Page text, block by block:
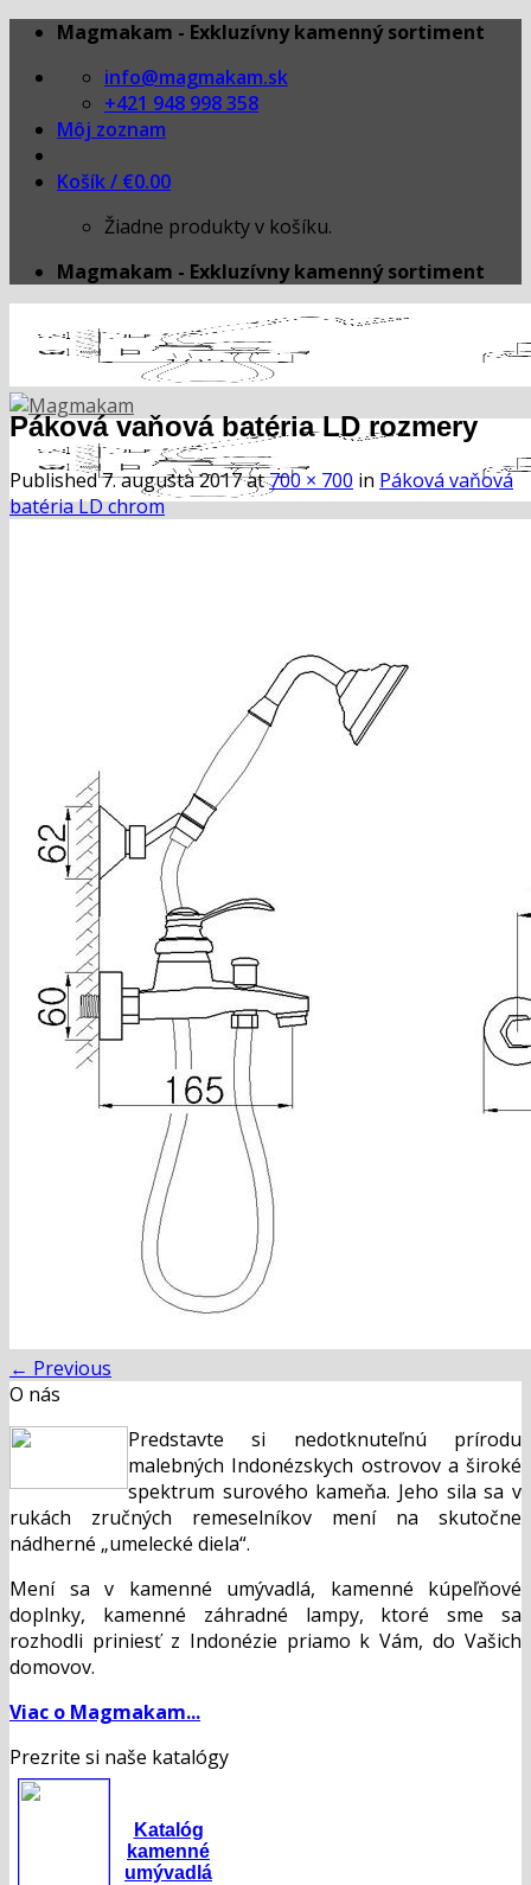
Skip
content
Magmakam - Exkluzívny kamenný sortiment
info@magmakam.sk
+421 948 998 358
Môj zoznam
Košík / €0.00
Žiadne produkty v košíku.
Magmakam - Exkluzívny kamenný sortiment
Hľadať:
Košík
Žiadne produkty v košíku.
Páková vaňová batéria LD rozmery
Published7. augusta 2017at700 × 700 in Páková vaňová
batéria LD chrom
← Previous
O nás
Predstavte si nedotknuteľnú prírodu
malebných Indonézskych ostrovov a široké
spektrum surového kameňa. Jeho sila sa v
rukách zručných remeselníkov mení na skutočne
nádherné „umelecké diela“.
Mení sa v kamenné umývadlá, kamenné kúpeľňové
doplnky, kamenné záhradné lampy, ktoré sme sa
rozhodli priniesť z Indonézie priamo k Vám, do Vašich
domovov.
Viac o Magmakam...
Prezrite si naše katalógy
Katalóg
kamenné
umývadlá